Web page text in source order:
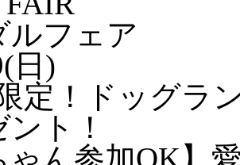
ルフェア
日)
定！ドッグラ
ト！
ゃん参加OK】